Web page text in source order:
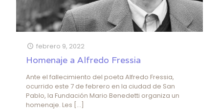
febrero 9, 2022
Homenaje a Alfredo Fressia
Ante el fallecimiento del poeta Alfredo Fressia,
ocurrido este 7 de febrero en la ciudad de San
Pablo, la Fundación Mario Benedetti organiza un
homenaje. Les […]